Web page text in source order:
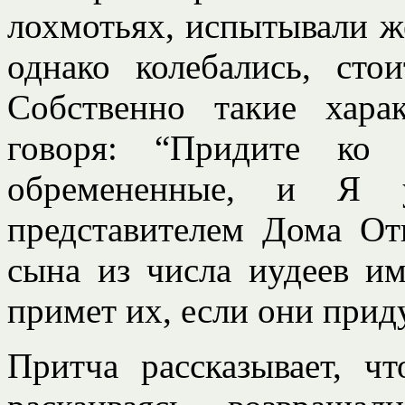
лохмотьях, испытывали
однако колебались,
Собственно такие
говоря: “Придите
обремененные, и Я
представителем Дома
сына из числа иудеев
примет их, если они
Притча рассказывает,